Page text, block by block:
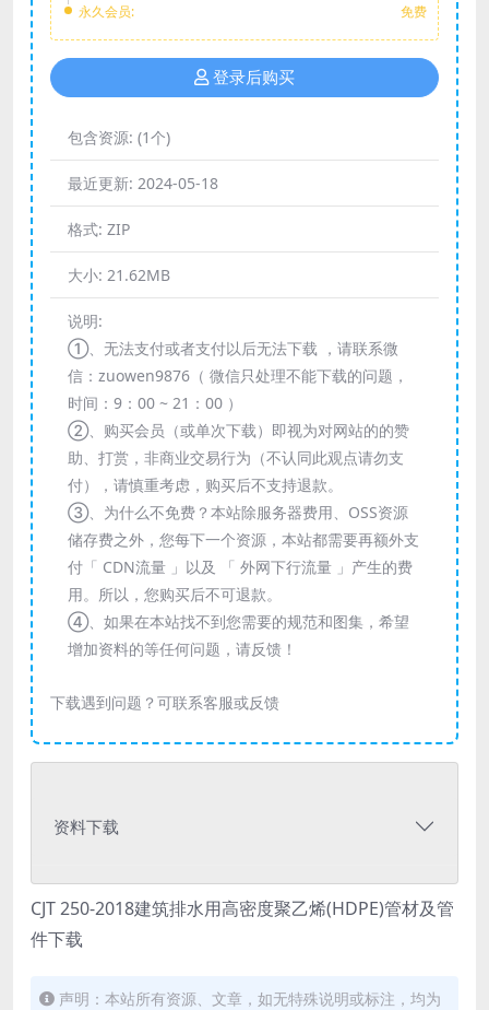
永久会员:
免费
登录后购买
包含资源: (1个)
最近更新: 2024-05-18
格式: ZIP
大小: 21.62MB
说明:
①、无法支付或者支付以后无法下载 ，请联系微
信：zuowen9876（ 微信只处理不能下载的问题，
时间：9：00 ~ 21：00 ）
②、购买会员（或单次下载）即视为对网站的的赞
助、打赏，非商业交易行为（不认同此观点请勿支
付），请慎重考虑，购买后不支持退款。
③、为什么不免费？本站除服务器费用、OSS资源
储存费之外，您每下一个资源，本站都需要再额外支
付「 CDN流量 」以及 「 外网下行流量 」产生的费
用。所以，您购买后不可退款。
④、如果在本站找不到您需要的规范和图集，希望
增加资料的等任何问题，请反馈！
下载遇到问题？可联系客服或反馈
资料下载
CJT 250-2018建筑排水用高密度聚乙烯(HDPE)管材及管
件下载
声明：本站所有资源、文章，如无特殊说明或标注，均为